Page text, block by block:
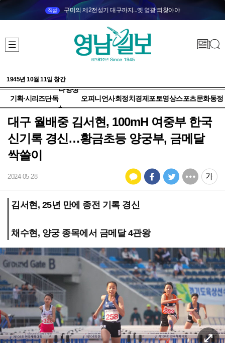
직설 구미의 제2전성기 대구까지...옛 영광 되찾아야
1945년 10월 11일 창간
기획·시리즈단독
다양성
+
오피니언사회정치 경제 포토영상스포츠문화동정
대구 월배중 김서현, 100mH 여중부 한국
신기록 경신…황금초등 양궁부, 금메달
싹쓸이
2024-05-28
김서현, 25년 만에 종전 기록 경신
채수현, 양궁 종목에서 금메달 4관왕